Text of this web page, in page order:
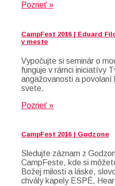
Pozrieť »
CampFest 2016 | Eduard
v meste
Vypočujte si seminár o
funguje v rámci iniciatívy
angažovanosti a
svete.
Pozrieť »
CampFest 2016 | Godzone
Sledujte záznam z
CampFeste, kde si
Božej milosti a láske,
chvály kapely ESPÉ,